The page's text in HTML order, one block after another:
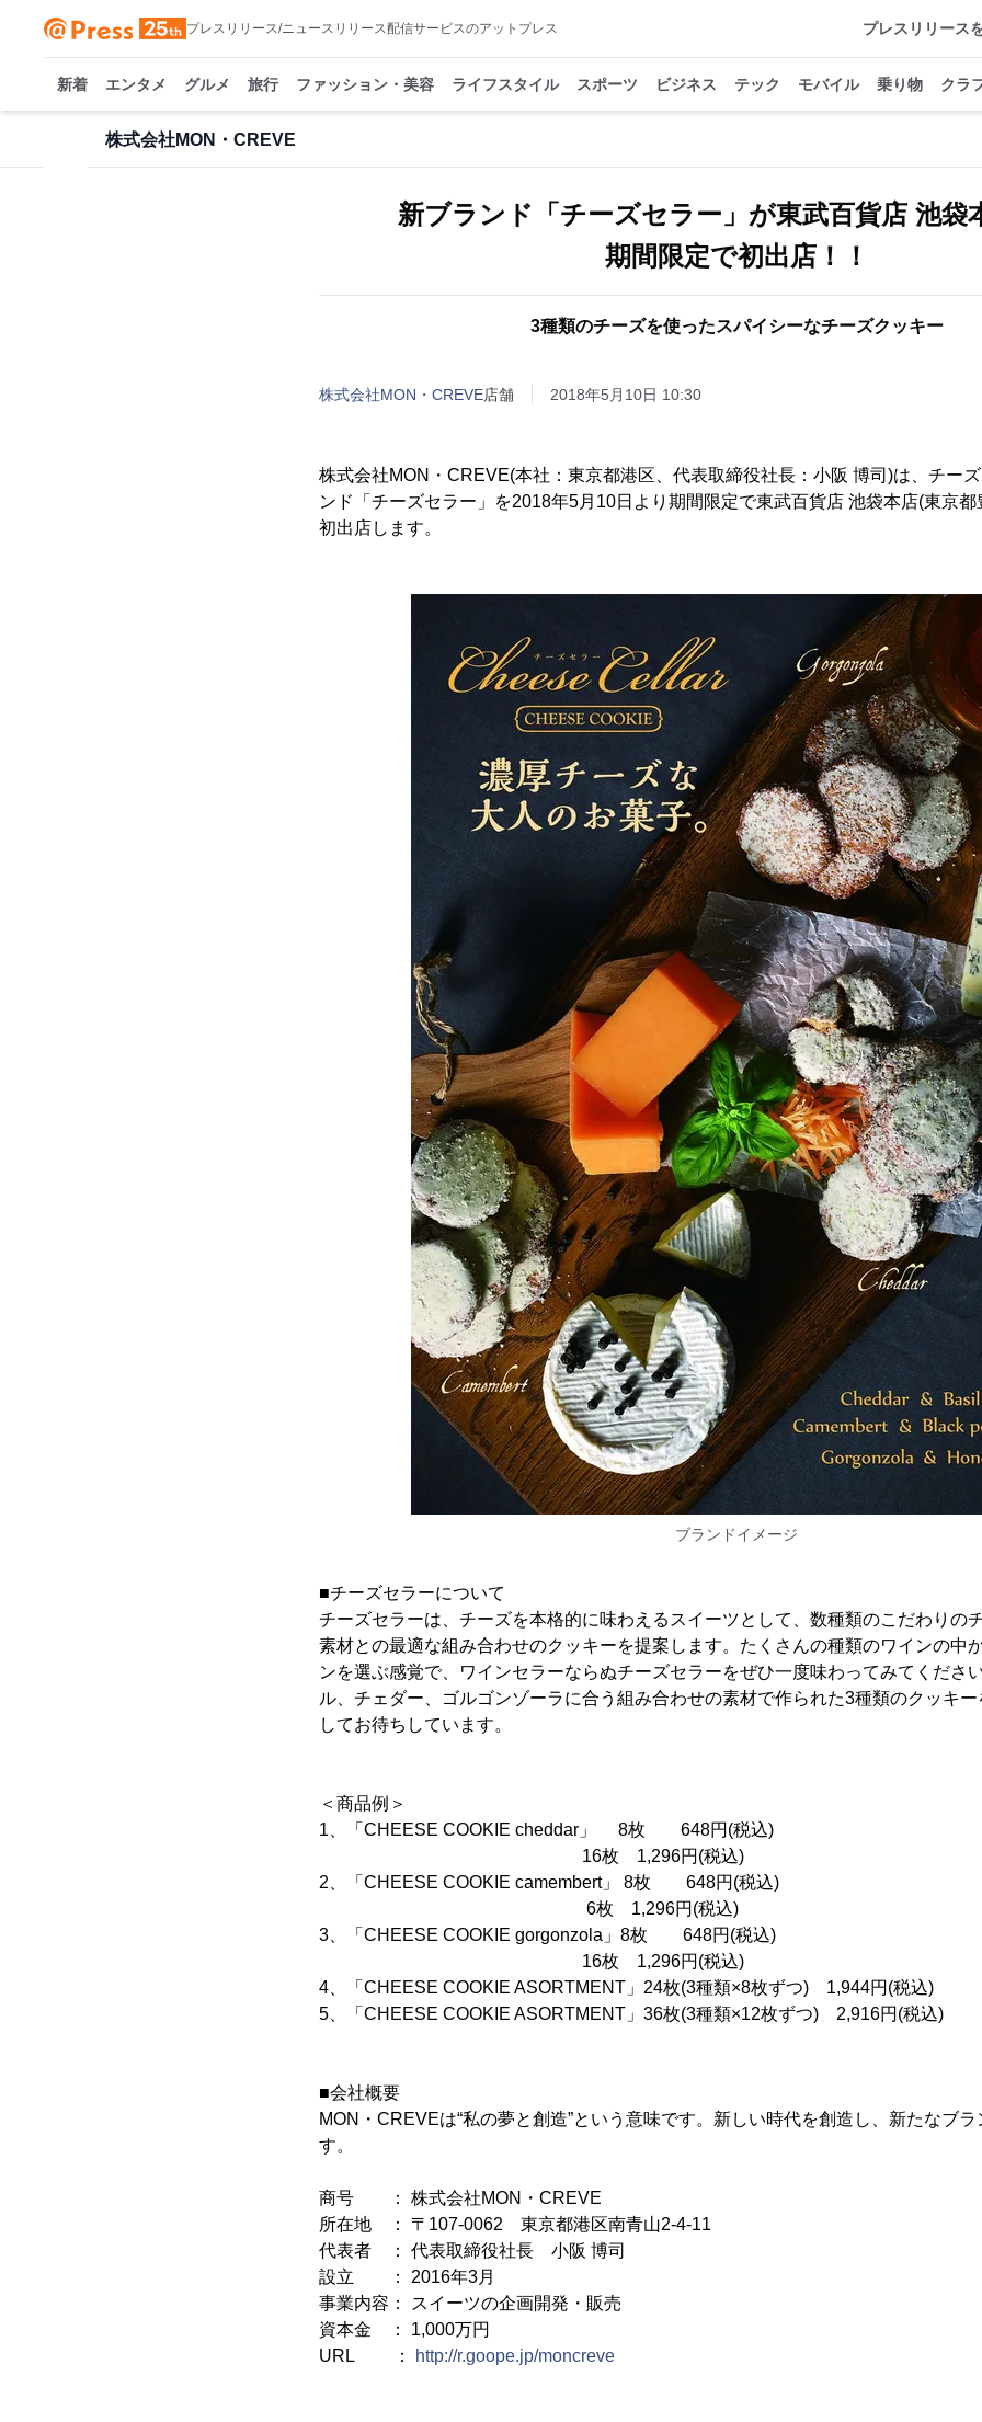
プレスリリース/ニュースリリース配信サービスのアットプレス プレスリリース
新着 エンタメ グルメ 旅行 ファッション・美容 ライフスタイル スポーツ ビジネス テック モバイル 乗り物 クラ
株式会社MON・CREVE
新ブランド「チーズセラー」が東武百貨店 池袋
期間限定で初出店！！
3種類のチーズを使ったスパイシーなチーズクッキー
株式会社MON・CREVE店舗 2018年5月10日 10:30
株式会社MON・CREVE(本社：東京都港区、代表取締役社長：小阪 博司)は、チー
ンド「チーズセラー」を2018年5月10日より期間限定で東武百貨店 池袋本店(東京
初出店します。
ブランドイメージ
■チーズセラーについて
チーズセラーは、チーズを本格的に味わえるスイーツとして、数種類のこだわりの
素材との最適な組み合わせのクッキーを提案します。たくさんの種類のワインの中
ンを選ぶ感覚で、ワインセラーならぬチーズセラーをぜひ一度味わってみてくださ
ル、チェダー、ゴルゴンゾーラに合う組み合わせの素材で作られた3種類のクッキ
してお待ちしています。
＜商品例＞
1、「CHEESE COOKIE cheddar」 8枚 648円(税込)
16枚 1,296円(税込)
2、「CHEESE COOKIE camembert」 8枚 648円(税込)
6枚 1,296円(税込)
3、「CHEESE COOKIE gorgonzola」8枚 648円(税込)
16枚 1,296円(税込)
4、「CHEESE COOKIE ASORTMENT」24枚(3種類×8枚ずつ) 1,944円(税込)
5、「CHEESE COOKIE ASORTMENT」36枚(3種類×12枚ずつ) 2,916円(税込)
■会社概要
MON・CREVEは“私の夢と創造”という意味です。新しい時代を創造し、新たなブラ
す。
商号 ： 株式会社MON・CREVE
所在地 ： 〒107-0062 東京都港区南青山2-4-11
代表者 ： 代表取締役社長 小阪 博司
設立 ： 2016年3月
事業内容： スイーツの企画開発・販売
資本金 ： 1,000万円
URL ：
http://r.goope.jp/moncreve